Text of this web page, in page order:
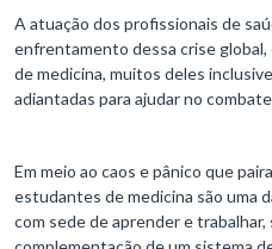
A atuação dos profissionais de
enfrentamento dessa crise
de medicina, muitos deles
adiantadas para ajudar no
Em meio ao caos e pânico que
estudantes de medicina são uma
com sede de aprender e trabalhar,